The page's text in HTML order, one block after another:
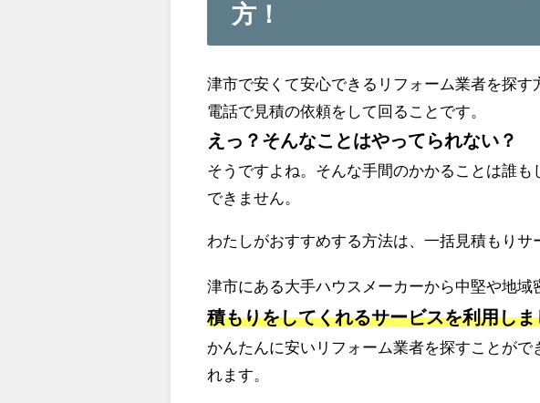
方！
津市で安くて安心できるリフォーム業者を探
電話で見積の依頼をして回ることです。
えっ？そんなことはやってられない？
そうですよね。そんな手間のかかることは誰
できません。
わたしがおすすめする方法は、一括見積もりサ
津市にある大手ハウスメーカーから中堅や地
積もりをしてくれるサービスを利用し
かんたんに安いリフォーム業者を探すことがで
れます。